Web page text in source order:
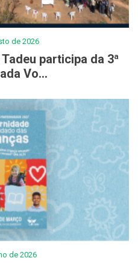
de 2026
participa da 3ª
Vo...
de 2026